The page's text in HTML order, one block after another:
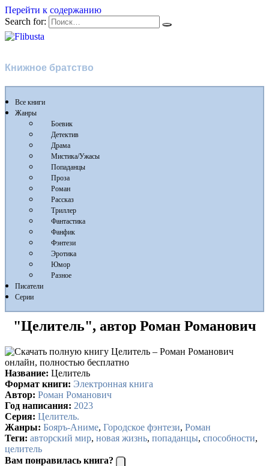
Перейти к содержанию
Search for:
Книжное братство
Все книги
Жанры
Боевик
Детектив
Драма
Мистика/Ужасы
Попаданцы
Проза
Роман
Рассказ
Триллер
Фантастика
Фанфик
Фэнтези
Эротика
Юмор
Разное
Писатели
Серии
"Целитель", автор Роман Романович
Название: Целитель
Формат книги: Электронная книга
Автор: Роман Романович
Год написания: 2023
Серия: Целитель.
Жанры: Бояръ-Аниме, Городское фэнтези, Роман
Теги: авторский мир, новая жизнь, попаданцы, способности,
целитель
Вам понравилась книга?